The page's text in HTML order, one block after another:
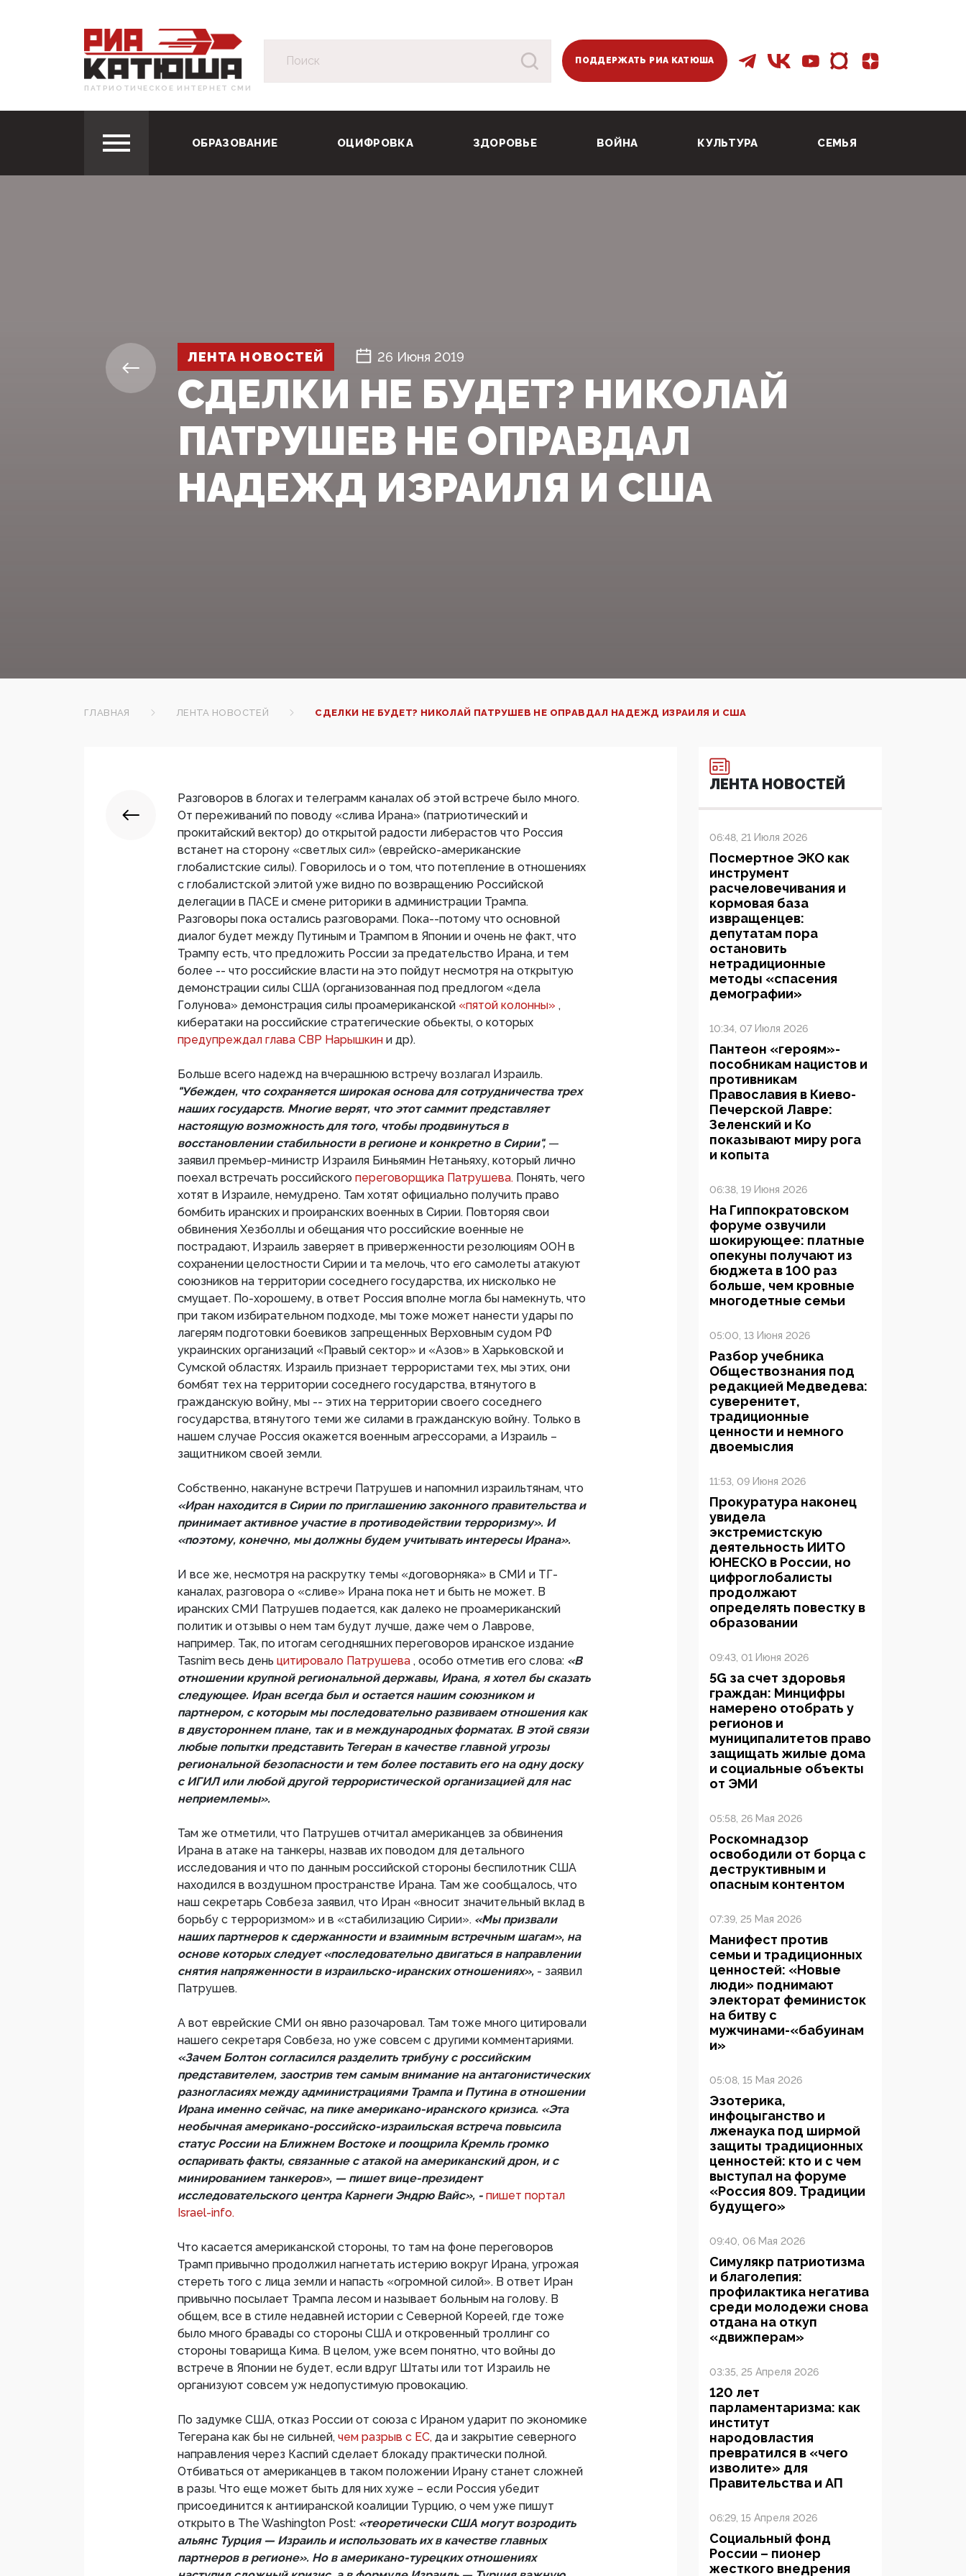
ПАТРИОТИЧЕСКОЕ ИНТЕРНЕТ СМИ
ПОДДЕРЖАТЬ РИА КАТЮША
ОБРАЗОВАНИЕ ОЦИФРОВКА ЗДОРОВЬЕ ВОЙНА КУЛЬТУРА СЕМЬЯ
ЛЕНТА НОВОСТЕЙ 26 Июня 2019
СДЕЛКИ НЕ БУДЕТ? НИКОЛАЙ
ПАТРУШЕВ НЕ ОПРАВДАЛ
НАДЕЖД ИЗРАИЛЯ И США
ГЛАВНАЯ ЛЕНТА НОВОСТЕЙ СДЕЛКИ НЕ БУДЕТ? НИКОЛАЙ ПАТРУШЕВ НЕ ОПРАВДАЛ НАДЕЖД ИЗРАИЛЯ И США
Разговоров в блогах и телеграмм каналах об этой встрече было много.
От переживаний по поводу «слива Ирана» (патриотический и
прокитайский вектор) до открытой радости либерастов что Россия
встанет на сторону «светлых сил» (еврейско-американские
глобалистские силы). Говорилось и о том, что потепление в отношениях
с глобалистской элитой уже видно по возвращению Российской
делегации в ПАСЕ и смене риторики в администрации Трампа.
Разговоры пока остались разговорами. Пока--потому что основной
диалог будет между Путиным и Трампом в Японии и очень не факт, что
Трампу есть, что предложить России за предательство Ирана, и тем
более -- что российские власти на это пойдут несмотря на открытую
демонстрации силы США (организованная под предлогом «дела
Голунова» демонстрация силы проамериканской «пятой колонны» ,
кибератаки на российские стратегические обьекты, о которых
предупреждал глава СВР Нарышкин и др).
Больше всего надежд на вчерашнюю встречу возлагал Израиль.
"Убежден, что сохраняется широкая основа для сотрудничества трех
наших государств. Многие верят, что этот саммит представляет
настоящую возможность для того, чтобы продвинуться в
восстановлении стабильности в регионе и конкретно в Сирии", —
заявил премьер-министр Израиля Биньямин Нетаньяху, который лично
поехал встречать российского переговорщика Патрушева. Понять, чего
хотят в Израиле, немудрено. Там хотят официально получить право
бомбить иранских и проиранских военных в Сирии. Повторяя свои
обвинения Хезболлы и обещания что российские военные не
пострадают, Израиль заверяет в приверженности резолюциям ООН в
сохранении целостности Сирии и та мелочь, что его самолеты атакуют
союзников на территории соседнего государства, их нисколько не
смущает. По-хорошему, в ответ Россия вполне могла бы намекнуть, что
при таком избирательном подходе, мы тоже может нанести удары по
лагерям подготовки боевиков запрещенных Верховным судом РФ
украинских организаций «Правый сектор» и «Азов» в Харьковской и
Сумской областях. Израиль признает террористами тех, мы этих, они
бомбят тех на территории соседнего государства, втянутого в
гражданскую войну, мы -- этих на территории своего соседнего
государства, втянутого теми же силами в гражданскую войну. Только в
нашем случае Россия окажется военным агрессорами, а Израиль –
защитником своей земли.
Собственно, накануне встречи Патрушев и напомнил израильтянам, что
«Иран находится в Сирии по приглашению законного правительства и
принимает активное участие в противодействии терроризму». И
«поэтому, конечно, мы должны будем учитывать интересы Ирана».
И все же, несмотря на раскрутку темы «договорняка» в СМИ и ТГ-
каналах, разговора о «сливе» Ирана пока нет и быть не может. В
иранских СМИ Патрушев подается, как далеко не проамериканский
политик и отзывы о нем там будут лучше, даже чем о Лаврове,
например. Так, по итогам сегодняшних переговоров иранское издание
Tasnim весь день цитировало Патрушева , особо отметив его слова: «В
отношении крупной региональной державы, Ирана, я хотел бы сказать
следующее. Иран всегда был и остается нашим союзником и
партнером, с которым мы последовательно развиваем отношения как
в двустороннем плане, так и в международных форматах. В этой связи
любые попытки представить Тегеран в качестве главной угрозы
региональной безопасности и тем более поставить его на одну доску
с ИГИЛ или любой другой террористической организацией для нас
неприемлемы».
Там же отметили, что Патрушев отчитал американцев за обвинения
Ирана в атаке на танкеры, назвав их поводом для детального
исследования и что по данным российской стороны беспилотник США
находился в воздушном пространстве Ирана. Там же сообщалось, что
наш секретарь Совбеза заявил, что Иран «вносит значительный вклад в
борьбу с терроризмом» и в «стабилизацию Сирии». «Мы призвали
наших партнеров к сдержанности и взаимным встречным шагам», на
основе которых следует «последовательно двигаться в направлении
снятия напряженности в израильско-иранских отношениях», - заявил
Патрушев.
А вот еврейские СМИ он явно разочаровал. Там тоже много цитировали
нашего секретаря Совбеза, но уже совсем с другими комментариями.
«Зачем Болтон согласился разделить трибуну с российским
представителем, заострив тем самым внимание на антагонистических
разногласиях между администрациями Трампа и Путина в отношении
Ирана именно сейчас, на пике американо-иранского кризиса. «Эта
необычная американо-российско-израильская встреча повысила
статус России на Ближнем Востоке и поощрила Кремль громко
оспаривать факты, связанные с атакой на американский дрон, и с
минированием танкеров», — пишет вице-президент
исследовательского центра Карнеги Эндрю Вайс», - пишет портал
Israel-info.
Что касается американской стороны, то там на фоне переговоров
Трамп привычно продолжил нагнетать истерию вокруг Ирана, угрожая
стереть того с лица земли и напасть «огромной силой». В ответ Иран
привычно посылает Трампа лесом и называет больным на голову. В
общем, все в стиле недавней истории с Северной Кореей, где тоже
было много бравады со стороны США и откровенный троллинг со
стороны товарища Кима. В целом, уже всем понятно, что войны до
встрече в Японии не будет, если вдруг Штаты или тот Израиль не
организуют совсем уж недопустимую провокацию.
По задумке США, отказ России от союза с Ираном ударит по экономике
Тегерана как бы не сильней, чем разрыв с ЕС, да и закрытие северного
направления через Каспий сделает блокаду практически полной.
Отбиваться от американцев в таком положении Ирану станет сложней
в разы. Что еще может быть для них хуже – если Россия убедит
присоединится к антииранской коалиции Турцию, о чем уже пишут
открыто в The Washington Post: «теоретически США могут возродить
альянс Турция — Израиль и использовать их в качестве главных
партнеров в регионе». Но в американо-турецких отношениях
ЛЕНТА НОВОСТЕЙ
06:48, 21 Июля 2026
Посмертное ЭКО как
инструмент
расчеловечивания и
кормовая база
извращенцев:
депутатам пора
остановить
нетрадиционные
методы «спасения
демографии»
10:34, 07 Июля 2026
Пантеон «героям»-
пособникам нацистов и
противникам
Православия в Киево-
Печерской Лавре:
Зеленский и Ко
показывают миру рога
и копыта
06:38, 19 Июня 2026
На Гиппократовском
форуме озвучили
шокирующее: платные
опекуны получают из
бюджета в 100 раз
больше, чем кровные
многодетные семьи
05:00, 13 Июня 2026
Разбор учебника
Обществознания под
редакцией Медведева:
суверенитет,
традиционные
ценности и немного
двоемыслия
11:53, 09 Июня 2026
Прокуратура наконец
увидела
экстремистскую
деятельность ИИТО
ЮНЕСКО в России, но
цифроглобалисты
продолжают
определять повестку в
образовании
09:43, 01 Июня 2026
5G за счет здоровья
граждан: Минцифры
намерено отобрать у
регионов и
муниципалитетов право
защищать жилые дома
и социальные объекты
от ЭМИ
05:58, 26 Мая 2026
Роскомнадзор
освободили от борца с
деструктивным и
опасным контентом
07:39, 25 Мая 2026
Манифест против
семьи и традиционных
ценностей: «Новые
люди» поднимают
электорат феминисток
на битву с
мужчинами-«бабуинам
и»
05:08, 15 Мая 2026
Эзотерика,
инфоцыганство и
лженаука под ширмой
защиты традиционных
ценностей: кто и с чем
выступал на форуме
«Россия 809. Традиции
будущего»
09:40, 06 Мая 2026
Симулякр патриотизма
и благолепия:
профилактика негатива
среди молодежи снова
отдана на откуп
«движперам»
03:35, 25 Апреля 2026
120 лет
парламентаризма: как
институт
народовластия
превратился в «чего
изволите» для
Правительства и АП
06:29, 15 Апреля 2026
Социальный фонд
России – пионер
жесткого внедрения